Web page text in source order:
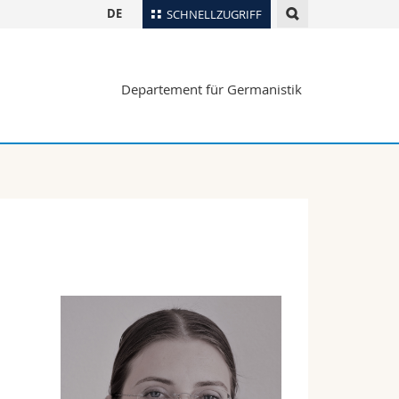
SCHNELLZUGRIFF
Ortsplan
Webmail
DE
Departement für Germanistik